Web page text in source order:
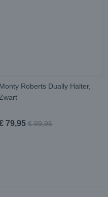
Monty Roberts Dually Halter,
Zwart
79,95 € 99,95